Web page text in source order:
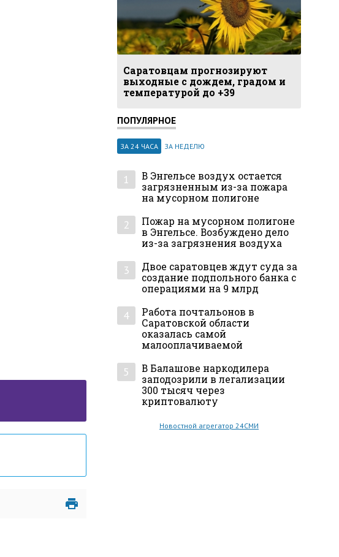
Саратовцам прогнозируют
выходные с дождем, градом и
температурой до +39
ПОПУЛЯРНОЕ
ЗА 24 ЧАСА ЗА НЕДЕЛЮ
1
В Энгельсе воздух остается
загрязненным из-за пожара
на мусорном полигоне
2
Пожар на мусорном полигоне
в Энгельсе. Возбуждено дело
из-за загрязнения воздуха
3
Двое саратовцев ждут суда за
создание подпольного банка с
операциями на 9 млрд
4
Работа почтальонов в
Саратовской области
оказалась самой
малооплачиваемой
5
В Балашове наркодилера
заподозрили в легализации
300 тысяч через
криптовалюту
Новостной агрегатор 24СМИ